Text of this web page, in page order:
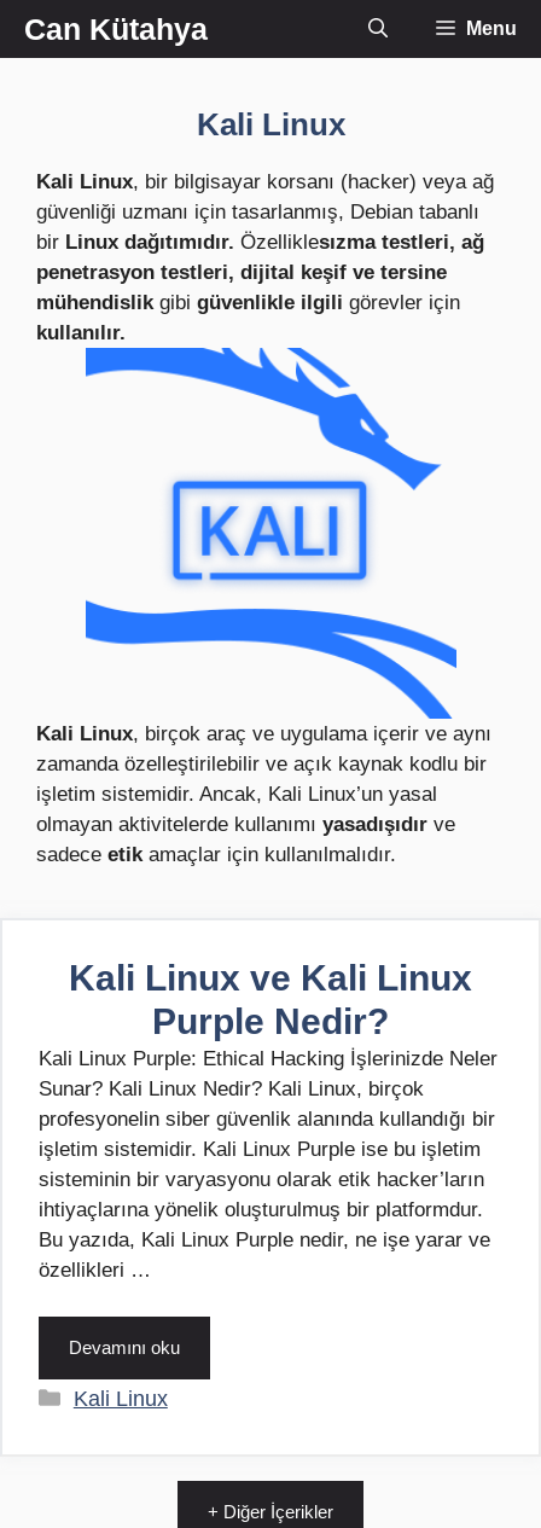
İçeriğe
atlaCan Kütahya Menu
Kali Linux
Kali Linux, bir bilgisayar korsanı (hacker) veya ağ
güvenliği uzmanı için tasarlanmış, Debian tabanlı
bir Linux dağıtımıdır. Özelliklesızma testleri, ağ
penetrasyon testleri, dijital keşif ve tersine
mühendislik gibi güvenlikle ilgili görevler için
kullanılır.
Kali Linux, birçok araç ve uygulama içerir ve aynı
zamanda özelleştirilebilir ve açık kaynak kodlu bir
işletim sistemidir. Ancak, Kali Linux’un yasal
olmayan aktivitelerde kullanımı yasadışıdır ve
sadece etikamaçlar için kullanılmalıdır.
Kali Linux ve Kali Linux
Purple Nedir?
Kali Linux Purple: Ethical Hacking İşlerinizde Neler
Sunar? Kali Linux Nedir? Kali Linux, birçok
profesyonelin siber güvenlik alanında kullandığı bir
işletim sistemidir. Kali Linux Purple ise bu işletim
sisteminin bir varyasyonu olarak etik hacker’ların
ihtiyaçlarına yönelik oluşturulmuş bir platformdur.
Bu yazıda, Kali Linux Purple nedir, ne işe yarar ve
özellikleri …
Devamını oku
Kategoriler
Kali Linux
+ Diğer İçerikler